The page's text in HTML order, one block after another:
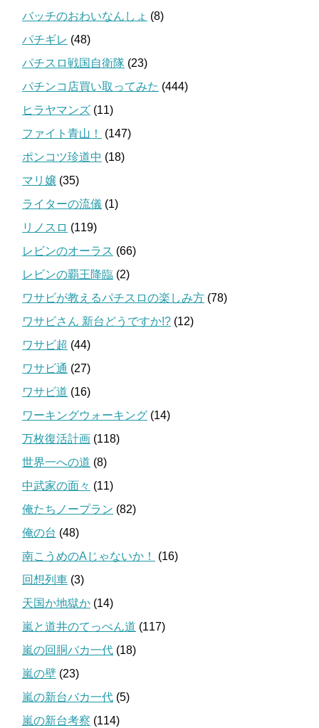
バッチのおわいなんしょ (8)
パチギレ (48)
パチスロ戦国自衛隊 (23)
パチンコ店買い取ってみた (444)
ヒラヤマンズ (11)
ファイト青山！
(147)
ポンコツ珍道中 (18)
マリ嬢 (35)
ライターの流儀 (1)
リノスロ (119)
レビンのオーラス (66)
レビンの覇王降臨 (2)
ワサビが教えるパチスロの楽しみ方 (78)
ワサビさん 新台どうですか!? (12)
ワサビ超 (44)
ワサビ通 (27)
ワサビ道 (16)
ワーキングウォーキング (14)
万枚復活計画 (118)
世界一への道 (8)
中武家の面々 (11)
俺たちノープラン (82)
俺の台 (48)
南こうめのAじゃないか！
(16)
回想列車 (3)
天国か地獄か (14)
嵐と道井のてっぺん道 (117)
嵐の回胴バカ一代 (18)
嵐の壁 (23)
嵐の新台バカ一代 (5)
嵐の新台考察 (114)